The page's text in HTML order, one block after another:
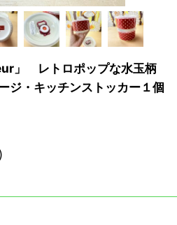
」 レトロポップな水玉柄
・キッチンストッカー１個